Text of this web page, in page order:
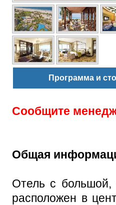
Программа и
Сообщите
Общая
Отель с большой,
расположен в